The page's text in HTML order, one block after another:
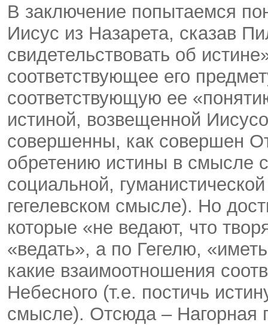
В заключение попытаемся
Иисус из Назарета, сказав
свидетельствовать об
соответствующее его
соответствующую ее
истиной, возвещенной
совершенны, как совершен
обретению истины в смысле
социальной,
гегелевском смысле). Но
которые «не ведают, что
«ведать», а по Гегелю,
какие взаимоотношения
Небесного (т.е. постичь
смысле). Отсюда – Нагорная